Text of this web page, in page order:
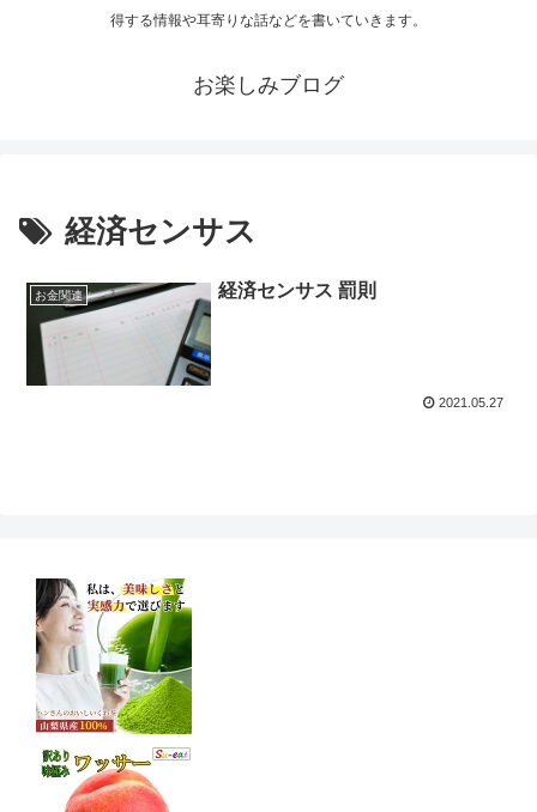
得する情報や耳寄りな話などを書いていきます。
お楽しみブログ
経済センサス
お金関連 経済センサス 罰則
2021.05.27